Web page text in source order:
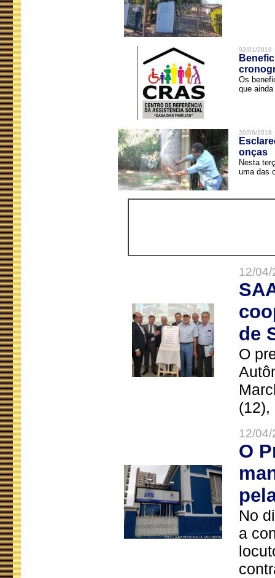
02/01/2019
Os
que
20/06/2018
onças
Nesta
uma das
12/
de
O
(12),
12/
O
No
a